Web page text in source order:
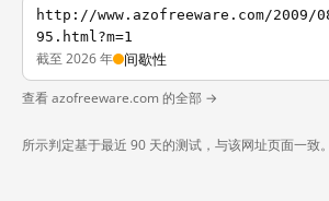
http://www.azofreeware.com/
95.html?m=1
截至 2026 年 间歇性
查看 azofreeware.com 的全部 →
所示判定基于最近 90 天的测试，与该网址页面一致。